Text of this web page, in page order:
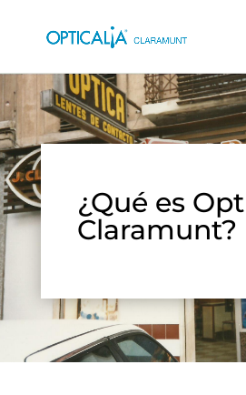
¿Qué es
Claramunt?